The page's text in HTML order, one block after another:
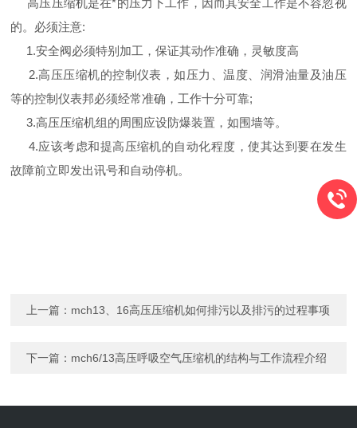
高压压缩机是在*的压力下工作，因而其安全工作是不容忽视
的。必须注意:
1.安全阀必须特别加工，保证其动作准确，灵敏度高
2.高压压缩机的控制仪表，如压力、温度、润滑油量及油压
等的控制仪表邦必须经常准确，工作十分可靠;
3.高压压缩机组的周围应设防爆装置，如围墙等。
4.应该考虑和提高压缩机的自动化程度，使其达到要在发生
故障前立即发出讯号和自动停机。
上一篇： mch13、16高压压缩机如何排污以及排污的过程事项
下一篇： mch6/13高压呼吸空气压缩机的结构与工作流程介绍